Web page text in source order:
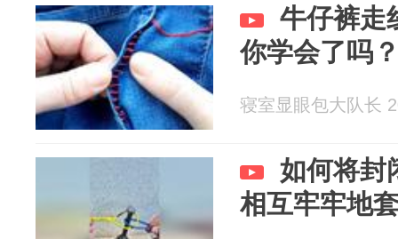
牛仔裤走
你学会了吗
寝室显眼包大队长
如何将封
相互牢牢地